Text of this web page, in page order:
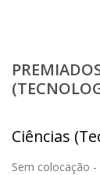
Ciências
Sem colocação -